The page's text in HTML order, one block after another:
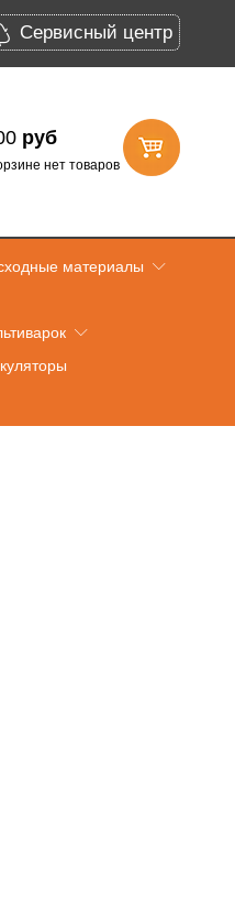
Сервисный центр
руб
нет товаров
материалы